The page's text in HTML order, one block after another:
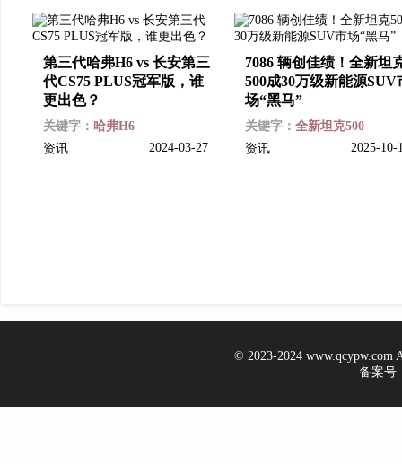
第三代哈弗H6 vs 长安第三
代CS75 PLUS冠军版，谁
更出色？
关键字： 哈弗H6
资讯
2024-03-27
7086 辆创佳绩！全新坦
500成30万级新能源SUV
场“黑马”
关键字： 全新坦克500
资讯
2025-
© 2023-2024 www.qcypw.com
备案号